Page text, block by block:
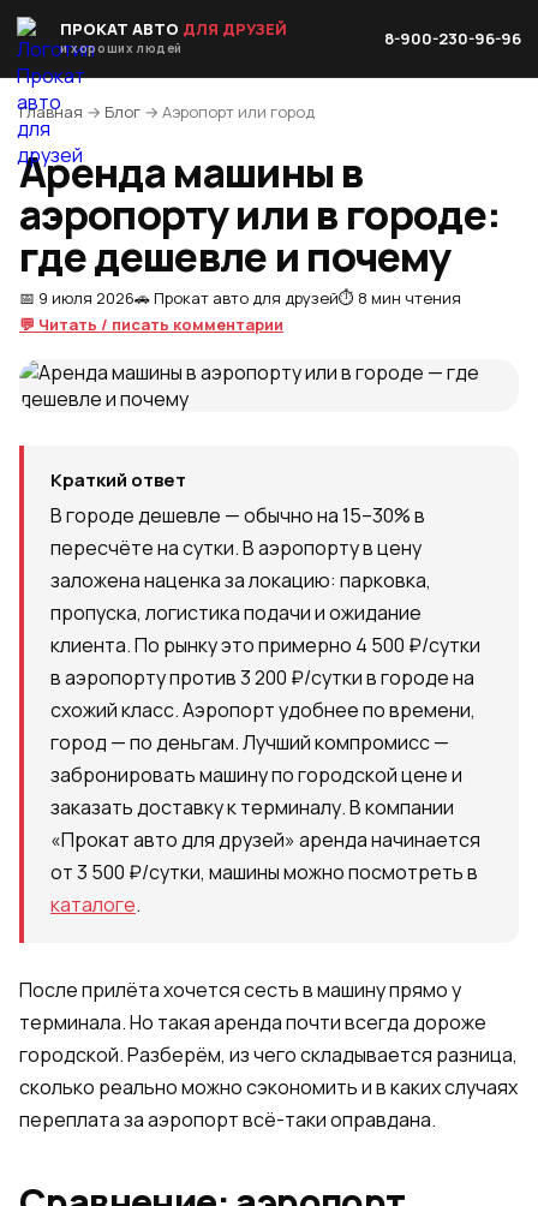
ПРОКАТ АВТО ДЛЯ ДРУЗЕЙ
и хороших людей 8-900-230-96-96
Главная → Блог → Аэропорт или город
Аренда машины в
аэропорту или в городе:
где дешевле и почему
📅 9 июля 2026🚗 Прокат авто для друзей⏱️ 8 мин чтения
💬 Читать / писать комментарии
Краткий ответ
В городе дешевле — обычно на 15–30% в
пересчёте на сутки. В аэропорту в цену
заложена наценка за локацию: парковка,
пропуска, логистика подачи и ожидание
клиента. По рынку это примерно 4 500 ₽/сутки
в аэропорту против 3 200 ₽/сутки в городе на
схожий класс. Аэропорт удобнее по времени,
город — по деньгам. Лучший компромисс —
забронировать машину по городской цене и
заказать доставку к терминалу. В компании
«Прокат авто для друзей» аренда начинается
от 3 500 ₽/сутки, машины можно посмотреть в
каталоге.
После прилёта хочется сесть в машину прямо у
терминала. Но такая аренда почти всегда дороже
городской. Разберём, из чего складывается разница,
сколько реально можно сэкономить и в каких случаях
переплата за аэропорт всё-таки оправдана.